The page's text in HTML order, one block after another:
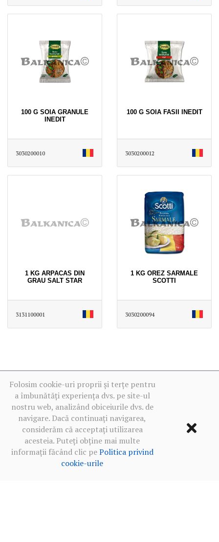
100 G SOIA GRANULE
INEDIT
3030200010
100 G SOIA FASII INEDIT
3030200012
1 KG ARPACAS DIN
GRAU SALT STAR
3131100001
1 KG OREZ SARMALE
SCOTTI
3030200094
Folosim cookie-uri proprii și terțe pentru
a îmbunătăți experiența dvs. pe site-ul
nostru web, analizând obiceiurile dvs. de
navigare. Dacă continuați navigarea,
considerăm că acceptați utilizarea
acesteia. Puteți obține mai multe
informații făcând clic pePolitica privind
cookie-urile